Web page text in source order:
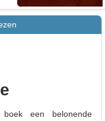
een belonende